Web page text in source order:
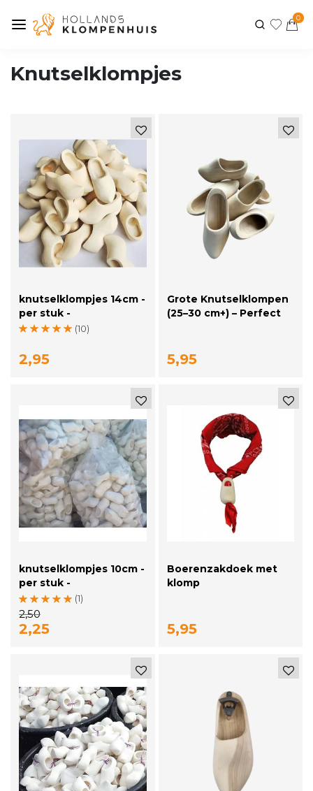
0
Knutselklompjes
knutselklompjes 14cm -
per stuk -
(10)
2,95
Grote Knutselklompen
(25–30 cm+) – Perfect
5,95
knutselklompjes 10cm -
per stuk -
(1)
2,50
2,25
Boerenzakdoek met
klomp
5,95